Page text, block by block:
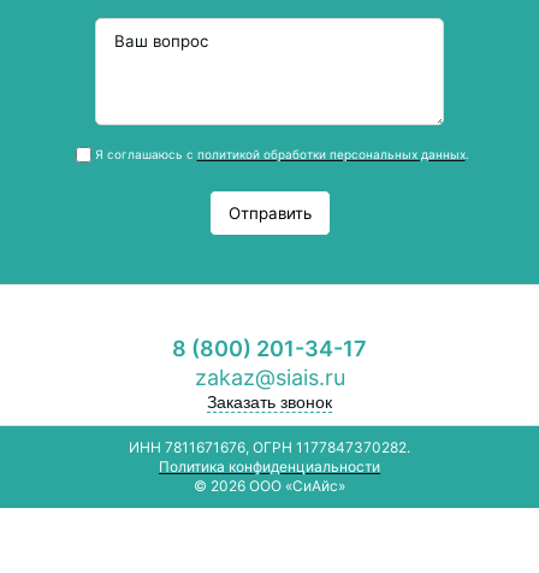
Я соглашаюсь с политикой обработки персональных данных.
Отправить
8 (800) 201-34-17
zakaz@siais.ru
Заказать звонок
ИНН 7811671676, ОГРН 1177847370282.
Политика конфиденциальности
© 2026 ООО «СиАйс»